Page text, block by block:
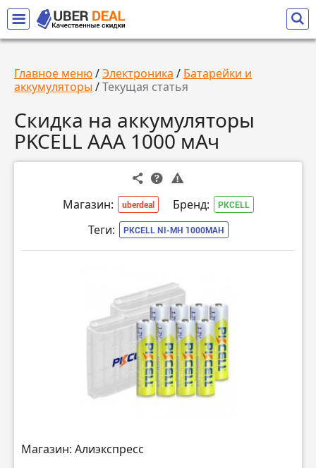
Главное меню/Электроника / Батарейки и
аккумуляторы /Текущая статья
Скидка на аккумуляторы
PKCELL ААА 1000 мАч
Магазин: uberdeal Бренд: PKCELL
Теги: PKCELL NI-MH 1000MAH
Магазин: Алиэкспресс